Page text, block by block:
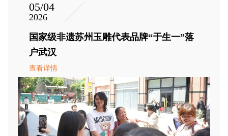
05/04
2026
国家级非遗苏州玉雕代表品牌“于生一”落
户武汉
查看详情